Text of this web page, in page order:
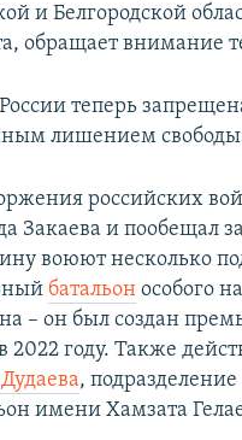
и Белгородской
обращает внимание
теперь
лишением
российских
Закаева и пообещал
воюют несколько
батальон особого
– он был создан
году. Также
,
имени Хамзата